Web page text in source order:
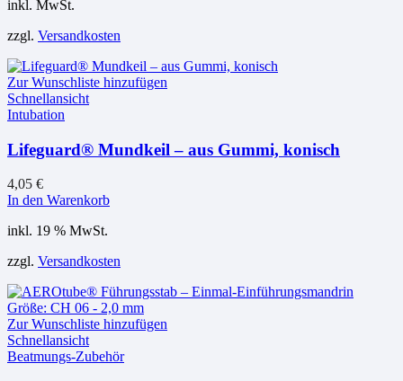
inkl. MwSt.
zzgl. Versandkosten
Zur Wunschliste hinzufügen
Schnellansicht
Intubation
Lifeguard® Mundkeil – aus Gummi, konisch
4,05 €
In den Warenkorb
inkl. 19 % MwSt.
zzgl. Versandkosten
Zur Wunschliste hinzufügen
Schnellansicht
Beatmungs-Zubehör